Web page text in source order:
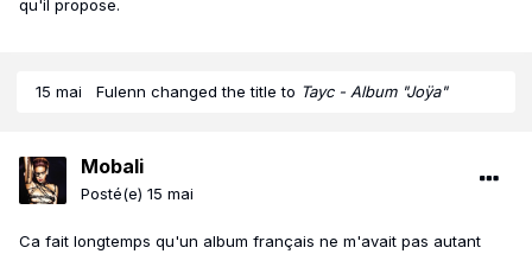
qu'il propose.
15 mai Fulenn changed the title to Tayc - Album "Joÿa"
Mobali
Posté(e) 15 mai
Ca fait longtemps qu'un album français ne m'avait pas autant